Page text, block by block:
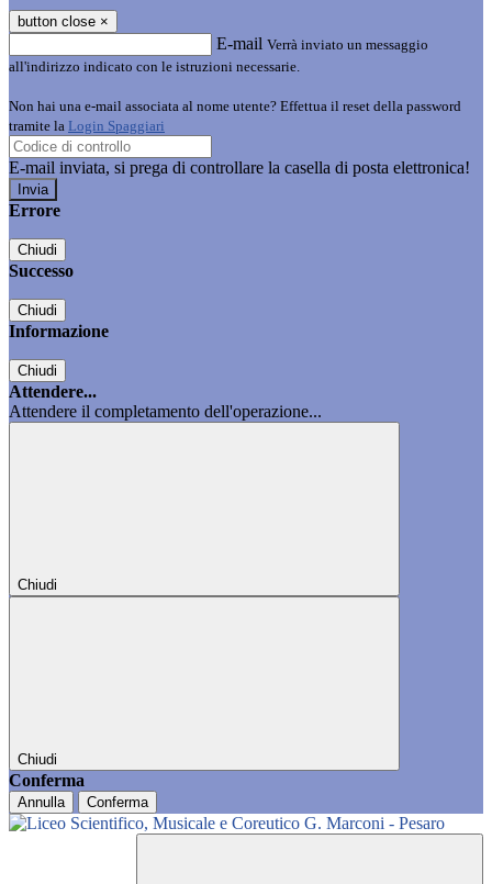
button close ×
E-mail Verrà inviato un messaggio
all'indirizzo indicato con le istruzioni necessarie.
Non hai una e-mail associata al nome utente? Effettua il reset della password
tramite la Login Spaggiari
E-mail inviata, si prega di controllare la casella di posta elettronica!
Errore
Chiudi
Successo
Chiudi
Informazione
Chiudi
Attendere...
Attendere il completamento dell'operazione...
Chiudi
Chiudi
Conferma
Annulla Conferma